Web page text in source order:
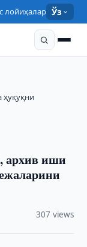
лойиҳалар Ўз
ҳуқуқни
архив иши
307 views